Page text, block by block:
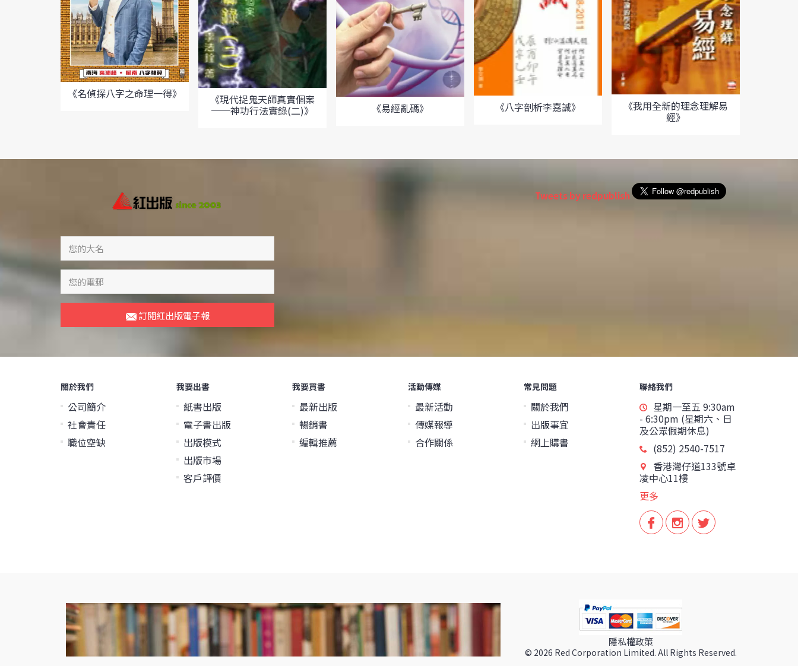
《名偵探八字之命理一得》 《現代捉鬼天師真實個案
──神功行法實錄(二)》 《易經亂碼》 《八字剖析李嘉誠》 《我用全新的理念理解易
經》
訂閱紅出版電子報
Tweets by redpublish
關於我們
公司簡介
社會責任
職位空缺
我要出書
紙書出版
電子書出版
出版模式
出版市場
客戶評價
我要買書
最新出版
暢銷書
編輯推薦
活動傳媒
最新活動
傳媒報導
合作關係
常見問題
關於我們
出版事宜
網上購書
聯絡我們
星期一至五 9:30am
- 6:30pm (星期六、日
及公眾假期休息)
(852) 2540-7517
香港灣仔道133號卓
凌中心11樓
更多
隱私權政策
© 2026 Red Corporation Limited. All Rights Reserved.